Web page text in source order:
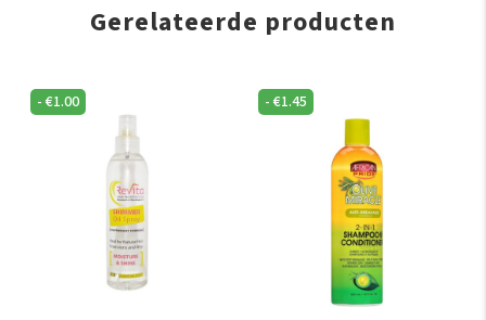
Gerelateerde producten
-€1.00 -€1.45